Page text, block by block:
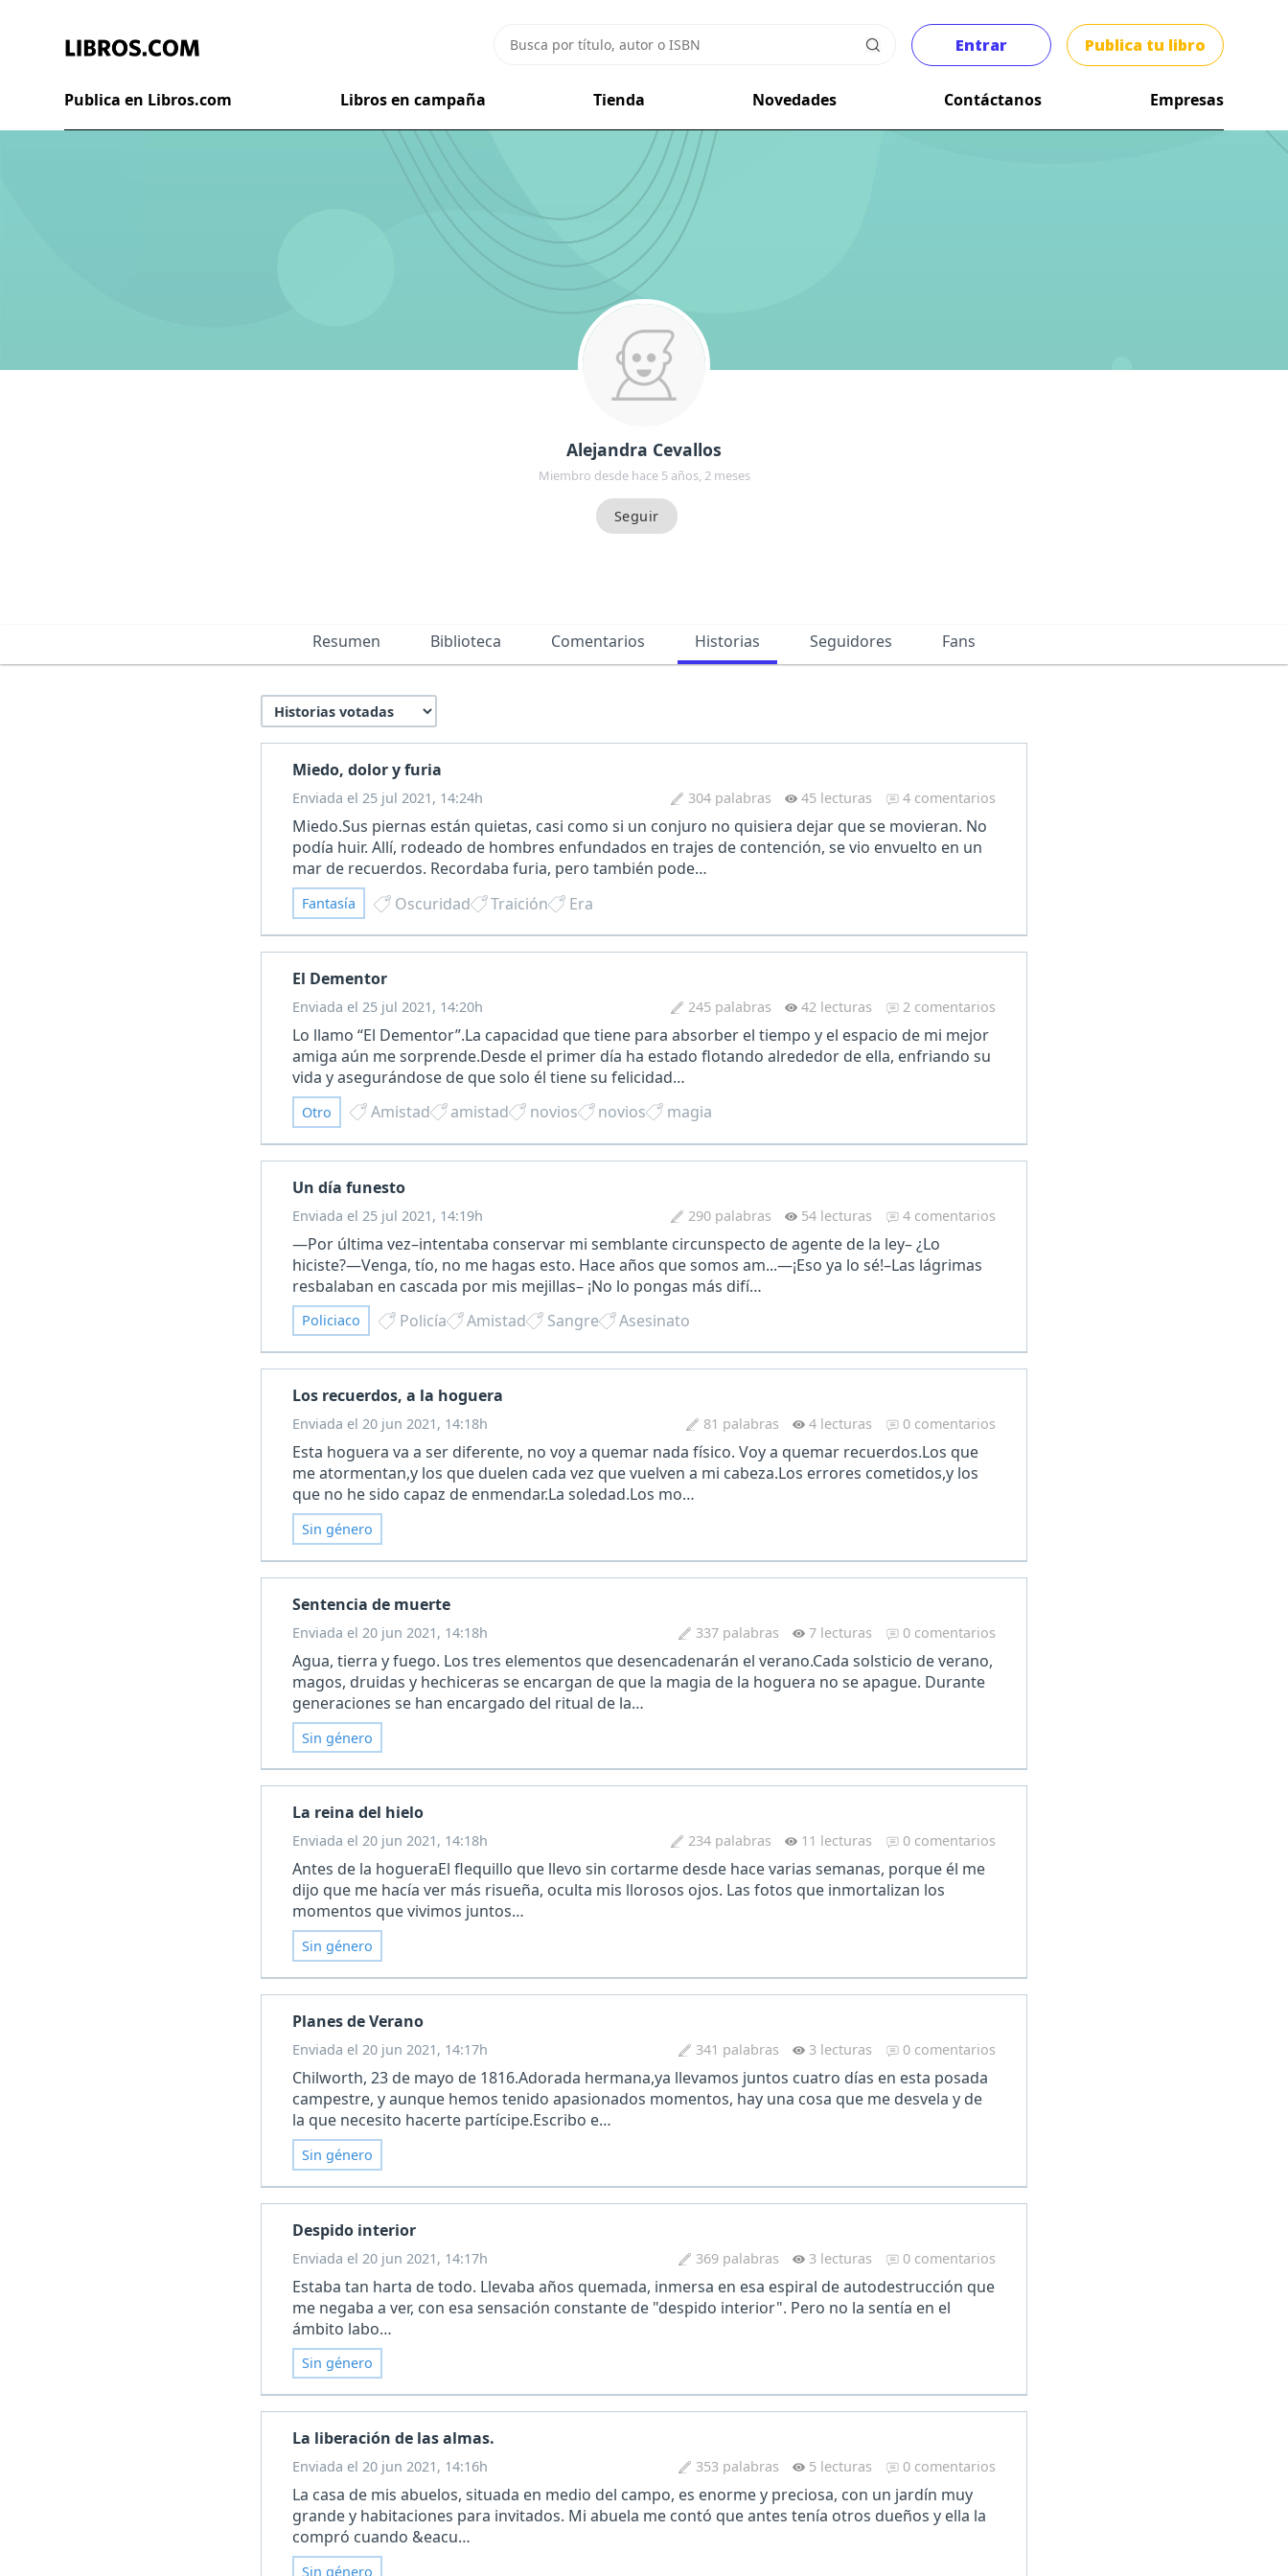
Entrar Publica tu libro
Publica en Libros.com Libros en campaña Tienda Novedades Contáctanos Empresas
Alejandra Cevallos
Miembro desde hace 5 años, 2 meses
Resumen Biblioteca Comentarios Historias Seguidores Fans
Miedo, dolor y furia
Enviada el 25 jul 2021, 14:24h 304 palabras 45 lecturas 4 comentarios
Miedo.Sus piernas están quietas, casi como si un conjuro no quisiera dejar que se movieran. No
podía huir. Allí, rodeado de hombres enfundados en trajes de contención, se vio envuelto en un
mar de recuerdos. Recordaba furia, pero también pode…
Fantasía Oscuridad Traición Era
El Dementor
Enviada el 25 jul 2021, 14:20h 245 palabras 42 lecturas 2 comentarios
Lo llamo “El Dementor”.La capacidad que tiene para absorber el tiempo y el espacio de mi mejor
amiga aún me sorprende.Desde el primer día ha estado flotando alrededor de ella, enfriando su
vida y asegurándose de que solo él tiene su felicidad…
Otro Amistad amistad novios novios magia
Un día funesto
Enviada el 25 jul 2021, 14:19h 290 palabras 54 lecturas 4 comentarios
—Por última vez–intentaba conservar mi semblante circunspecto de agente de la ley– ¿Lo
hiciste?—Venga, tío, no me hagas esto. Hace años que somos am...—¡Eso ya lo sé!–Las lágrimas
resbalaban en cascada por mis mejillas– ¡No lo pongas más difí…
Policiaco Policía Amistad Sangre Asesinato
Los recuerdos, a la hoguera
Enviada el 20 jun 2021, 14:18h 81 palabras 4 lecturas 0 comentarios
Esta hoguera va a ser diferente, no voy a quemar nada físico. Voy a quemar recuerdos.Los que
me atormentan,y los que duelen cada vez que vuelven a mi cabeza.Los errores cometidos,y los
que no he sido capaz de enmendar.La soledad.Los mo…
Sin género
Sentencia de muerte
Enviada el 20 jun 2021, 14:18h 337 palabras 7 lecturas 0 comentarios
Agua, tierra y fuego. Los tres elementos que desencadenarán el verano.Cada solsticio de verano,
magos, druidas y hechiceras se encargan de que la magia de la hoguera no se apague. Durante
generaciones se han encargado del ritual de la…
Sin género
La reina del hielo
Enviada el 20 jun 2021, 14:18h 234 palabras 11 lecturas 0 comentarios
Antes de la hogueraEl flequillo que llevo sin cortarme desde hace varias semanas, porque él me
dijo que me hacía ver más risueña, oculta mis llorosos ojos. Las fotos que inmortalizan los
momentos que vivimos juntos…
Sin género
Planes de Verano
Enviada el 20 jun 2021, 14:17h 341 palabras 3 lecturas 0 comentarios
Chilworth, 23 de mayo de 1816.Adorada hermana,ya llevamos juntos cuatro días en esta posada
campestre, y aunque hemos tenido apasionados momentos, hay una cosa que me desvela y de
la que necesito hacerte partícipe.Escribo e…
Sin género
Despido interior
Enviada el 20 jun 2021, 14:17h 369 palabras 3 lecturas 0 comentarios
Estaba tan harta de todo. Llevaba años quemada, inmersa en esa espiral de autodestrucción que
me negaba a ver, con esa sensación constante de "despido interior". Pero no la sentía en el
ámbito labo…
Sin género
La liberación de las almas.
Enviada el 20 jun 2021, 14:16h 353 palabras 5 lecturas 0 comentarios
La casa de mis abuelos, situada en medio del campo, es enorme y preciosa, con un jardín muy
grande y habitaciones para invitados. Mi abuela me contó que antes tenía otros dueños y ella la
compró cuando &eacu…
Sin género